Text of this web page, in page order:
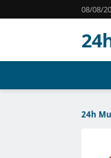
08/08/
24h